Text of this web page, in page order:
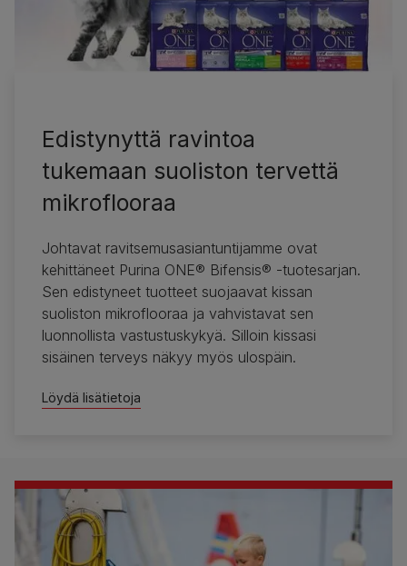
Edistynyttä ravintoa
tukemaan suoliston tervettä
mikroflooraa
Johtavat ravitsemusasiantuntijamme ovat
kehittäneet Purina ONE® Bifensis® ‑tuotesarjan.
Sen edistyneet tuotteet suojaavat kissan
suoliston mikroflooraa ja vahvistavat sen
luonnollista vastustuskykyä. Silloin kissasi
sisäinen terveys näkyy myös ulospäin.
Löydä lisätietoja